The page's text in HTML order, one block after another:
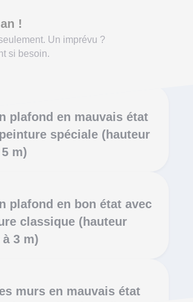
!
Un imprévu ?
si besoin.
plafond en mauvais état
spéciale (hauteur
m)
plafond en bon état avec
classique (hauteur
3 m)
murs en mauvais état